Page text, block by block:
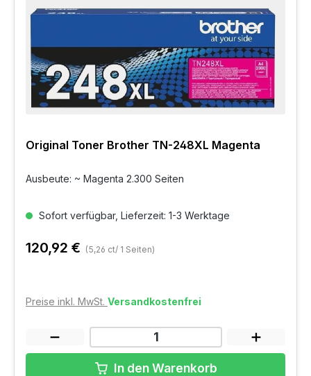
Original Toner Brother TN-248XL Magenta
Ausbeute: ~ Magenta 2.300 Seiten
Sofort verfügbar, Lieferzeit: 1-3 Werktage
120,92 € (5,26 ct/ 1 Seiten)
Preise inkl. MwSt. Versandkostenfrei
In den Warenkorb